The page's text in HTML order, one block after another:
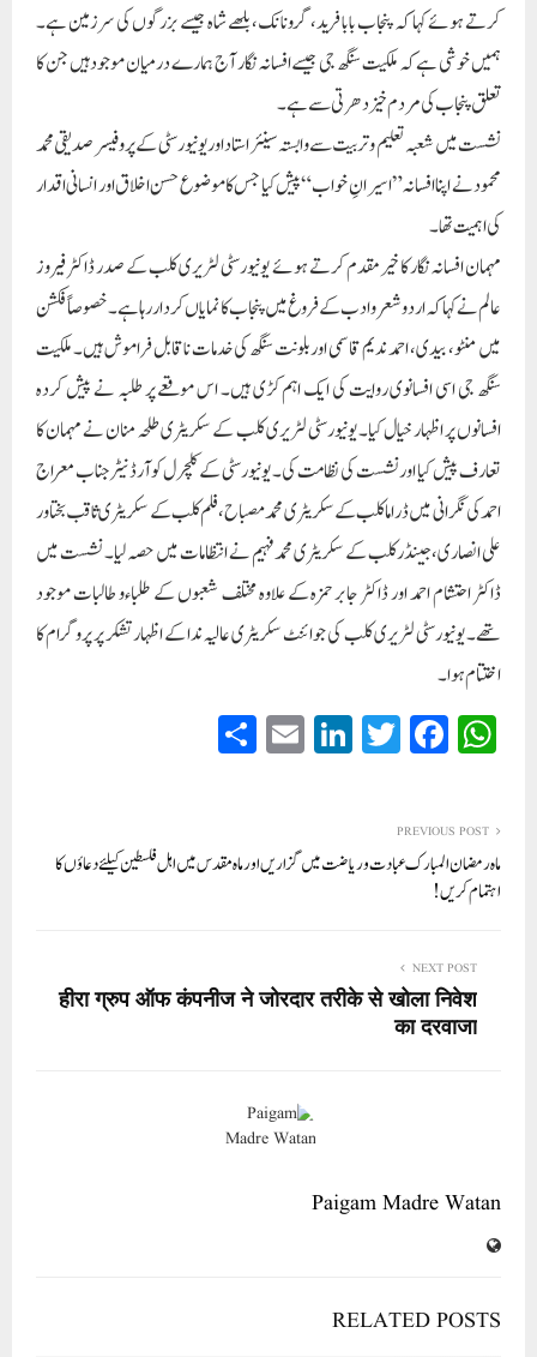
کرتے ہوئے کہا کہ پنجاب بابا فرید، گرونانک، بلھے شاہ جیسے بزرگوں کی سرزمین ہے۔
ہمیں خوشی ہے کہ ملکیت سنگھ جی جیسے افسانہ نگار آج ہمارے درمیان موجود ہیں جن کا
تعلق پنجاب کی مردم خیز دھرتی سے ہے۔
نشست میں شعبہ تعلیم و تربیت سے وابستہ سینئر استاد اور یونیورسٹی کے پروفیسر صدیقی محمد
محمود نے اپنا افسانہ ”اسیرانِ خواب“ پیش کیا جس کا موضوع حسن اخلاق اور انسانی اقدار
کی اہمیت تھا۔
مہمان افسانہ نگار کا خیرمقدم کرتے ہوئے یونیورسٹی لٹریری کلب کے صدر ڈاکٹر فیروز
عالم نے کہا کہ اردو شعروادب کے فروغ میں پنجاب کا نمایاں کردار رہا ہے۔ خصوصاً فکشن
میں منٹو، بیدی، احمد ندیم قاسمی اور بلونت سنگھ کی خدمات ناقابل فراموش ہیں۔ ملکیت
سنگھ جی اسی افسانوی روایت کی ایک اہم کڑی ہیں۔ اس موقعے پر طلبہ نے پیش کردہ
افسانوں پر اظہار خیال کیا۔ یونیورسٹی لٹریری کلب کے سکریٹری طلحہ منان نے مہمان کا
تعارف پیش کیا اور نشست کی نظامت کی۔ یونیورسٹی کے کلچرل کوآرڈنیٹر جناب معراج
احمد کی نگرانی میں ڈراما کلب کے سکریٹری محمد مصباح، فلم کلب کے سکریٹری ثاقب بختاور
علی انصاری، جینڈر کلب کے سکریٹری محمد فہیم نے انتظامات میں حصہ لیا۔ نشست میں
ڈاکٹر احتشام احمد اور ڈاکٹر جابر حمزہ کے علاوہ مختلف شعبوں کے طلباءو طالبات موجود
تھے۔ یونیورسٹی لٹریری کلب کی جوائنٹ سکریٹری عالیہ ندا کے اظہار تشکر پر پروگرام کا
اختتام ہوا۔
W
ha
A
pp
Fa
ce
ok
T
wi
r
Li
nk
In
E
m
PREVIOUS POST
ماہ رمضان المبارک عبادت و ریاضت میں گزاریں اور ماہ مقدس میں اہل فلسطین کیلئے دعاؤں کا
اہتمام کریں!
NEXT POST
हीरा ग्रुप ऑफ कंपनीज ने जोरदार तरीके से खोला निवेश
का दरवाजा
Paigam Madre Watan
RELATED POSTS